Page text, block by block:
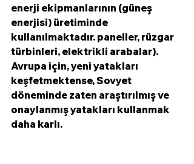
enerji ekipmanlarının (güneş
enerjisi) üretiminde
kullanılmaktadır. paneller, rüzgar
türbinleri, elektrikli arabalar).
Avrupa için, yeni yatakları
keşfetmektense, Sovyet
döneminde zaten araştırılmış ve
onaylanmış yatakları kullanmak
daha karlı.